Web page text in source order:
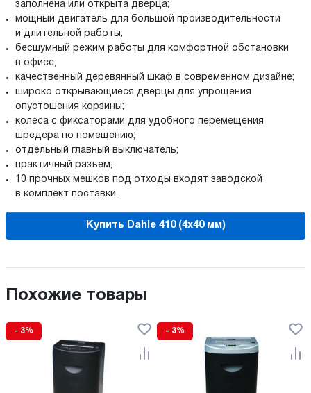
заполнена или открыта дверца;
мощный двигатель для большой производительности
и длительной работы;
бесшумный режим работы для комфортной обстановки
в офисе;
качественный деревянный шкаф в современном дизайне;
широко открывающиеся дверцы для упрощения
опустошения корзины;
колеса с фиксаторами для удобного перемещения
шредера по помещению;
отдельный главный выключатель;
практичный разъем;
10 прочных мешков под отходы входят заводской
в комплект поставки.
Купить Dahle 410 (4х40 мм)
Похожие товары
- 3% - 3%